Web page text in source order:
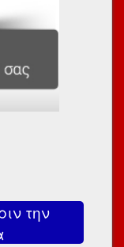
την